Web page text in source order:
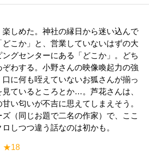
楽しめた。神社の縁日から迷い込んで
どこか」と、営業していないはずの大
ングセンターにある「どこか」。どち
ぞわする。小野さんの映像喚起力の強
口に何も咥えていないお狐さんが揃っ
見ているところとか…。芦花さんは、
い匂いが不吉に思えてしまえそう。
ズ（同じお題で二名の作家）で、ここ
ロしつつ違う話なのは初かも。
★18